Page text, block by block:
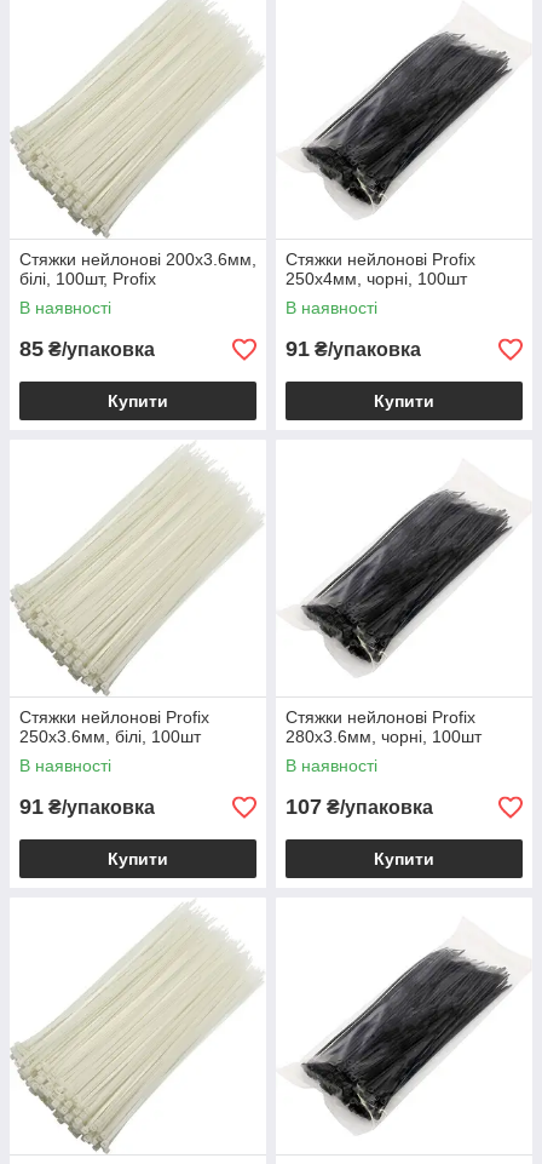
Стяжки нейлонові 200х3.6мм,
білі, 100шт, Profix
В наявності
85 ₴/упаковка
Купити
Стяжки нейлонові Profix
250х4мм, чорні, 100шт
В наявності
91 ₴/упаковка
Купити
Стяжки нейлонові Profix
250х3.6мм, білі, 100шт
В наявності
91 ₴/упаковка
Купити
Стяжки нейлонові Profix
280х3.6мм, чорні, 100шт
В наявності
107 ₴/упаковка
Купити